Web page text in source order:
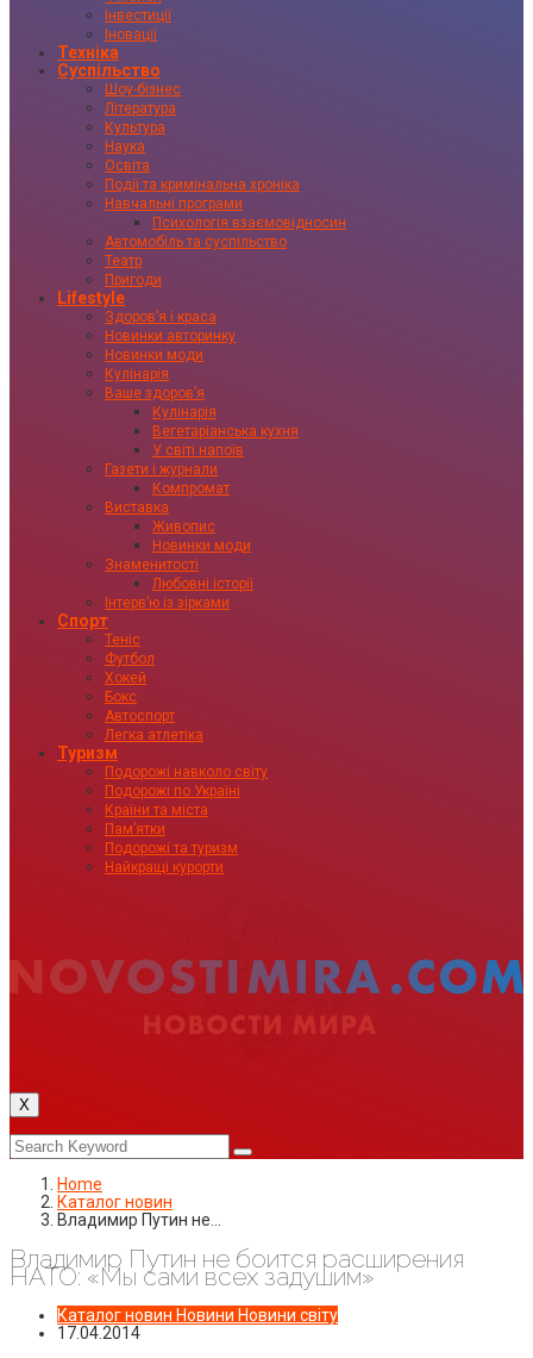
Інвестиції
Іновації
Техніка
Суспільство
Шоу-бізнес
Література
Культура
Наука
Освіта
Події та кримінальна хроніка
Навчальні програми
Психологія взаємовідносин
Автомобіль та суспільство
Театр
Пригоди
Lifestyle
Здоровʼя і краса
Новинки авторинку
Новинки моди
Кулінарія
Ваше здоровʼя
Кулінарія
Вегетаріанська кухня
У світі напоїв
Газети і журнали
Компромат
Виставка
Живопис
Новинки моди
Знаменитості
Любовні історії
Інтервʼю із зірками
Спорт
Теніс
Футбол
Хокей
Бокс
Автоспорт
Легка атлетіка
Туризм
Подорожі навколо світу
Подорожі по Україні
Країни та міста
Пам’ятки
Подорожі та туризм
Найкращі курорти
X
Home
Каталог новин
Владимир Путин не…
Владимир Путин не боится расширения
НАТО: «Мы сами всех задушим»
Каталог новин Новини Новини світу
17.04.2014